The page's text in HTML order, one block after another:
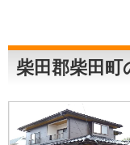
柴田郡柴田町